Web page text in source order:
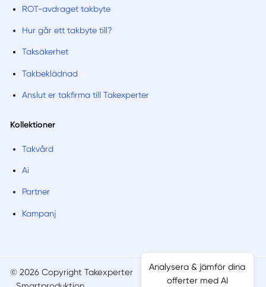
ROT-avdraget takbyte
Hur går ett takbyte till?
Taksäkerhet
Takbeklädnad
Anslut er takfirma till Takexperter
Kollektioner
Takvård
Ai
Partner
Kampanj
© 2026 Copyright Takexperter Villkor
Sajtkarta
Analysera & jämför dina
offerter med AI